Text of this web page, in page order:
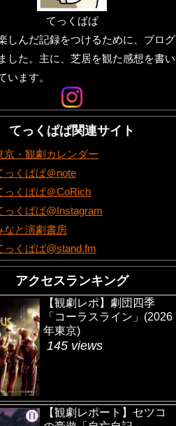
てっくぱぱ
しんだ記録をつけるために、ブログ
した。主に、芝居を観た感想を書い
います。
てっくぱぱ関連サイト
京・観劇カレンダー
っくぱぱ＠note
っくぱぱ＠CoRich
っくぱぱ@Instagram
なと演劇書房
っくぱぱ@stand.fm
アクセスランキング
【観劇レポ】劇団四季
「コーラスライン」(2026
年東京)
145 views
【観劇レポート】セツコ